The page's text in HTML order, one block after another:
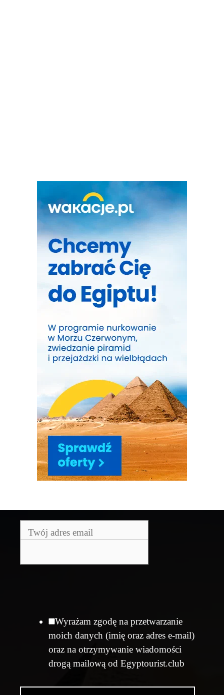
Wyrażam zgodę na przetwarzanie
moich danych (imię oraz adres e-mail)
oraz na otrzymywanie wiadomości
drogą mailową od Egyptourist.club